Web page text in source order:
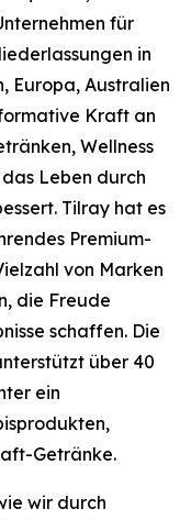
für
in
Europa, Australien
Kraft an
Wellness
Leben durch
Tilray hat es
Premium-
von Marken
die Freude
schaffen. Die
über 40
ein
Getränke.
wir durch